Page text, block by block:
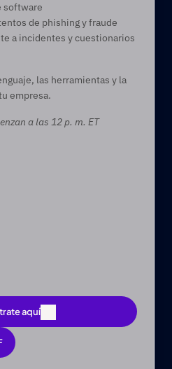
software
de phishing y fraude
a incidentes y cuestionarios
las herramientas y la
empresa.
a las 12 p. m. ET
aquí
aquí